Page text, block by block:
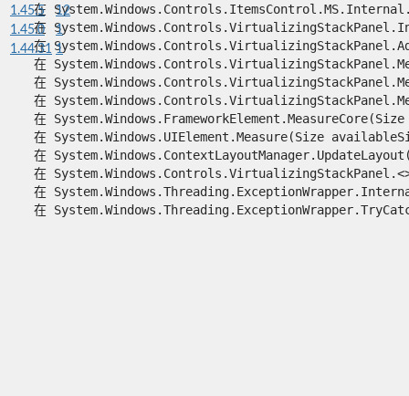
在
在
在
在
在
在
在 System.Windows.FrameworkElement.MeasureCore(Size
在 System.Windows.UIElement.Measure(Size
在
在
在
在
1.45.5
12
1.45.0
1
1.44.31 1